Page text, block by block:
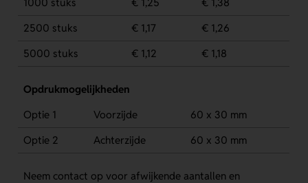
2500 stuks
€ 1,17
€ 1,26
5000 stuks
€ 1,12 € 1,18
Opdrukmogelijkheden
Optie 1
Voorzijde
60 x 30 mm
Optie 2
Achterzijde 60 x 30 mm
Neem contact op voor afwijkende aantallen en